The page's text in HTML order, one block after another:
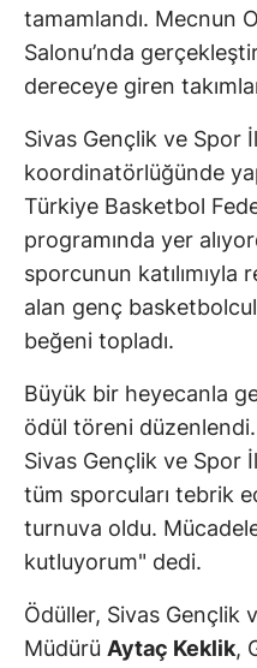
tamamlandı. Mecnun
Salonu’nda
dereceye giren
Sivas Gençlik ve Spor
koordinatörlüğünde
Türkiye Basketbol
programında yer
sporcunun
alan genç
beğeni topladı.
Büyük bir heyecanla
ödül töreni
Sivas Gençlik ve Spor
tüm sporcuları tebrik
turnuva oldu. Mücadele
kutluyorum" dedi.
Ödüller, Sivas Gençlik
Müdürü Aytaç Keklik,